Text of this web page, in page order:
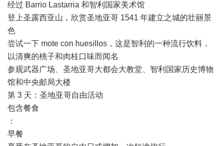
经过 Barrio Lastarria 和智利国家美术馆
登上圣露西亚山，欣赏圣地亚哥 1541 年建立之城的壮丽景
色
尝试一下 mote con huesillos，这是智利的一种流行饮料，
以清爽的桃子和肉桂口味而闻名
参观武器广场、圣地亚哥大都会大教堂、智利国家历史博物
馆和中央邮局大楼
第 3 天：圣地亚哥自由活动
包含餐食
：
早餐